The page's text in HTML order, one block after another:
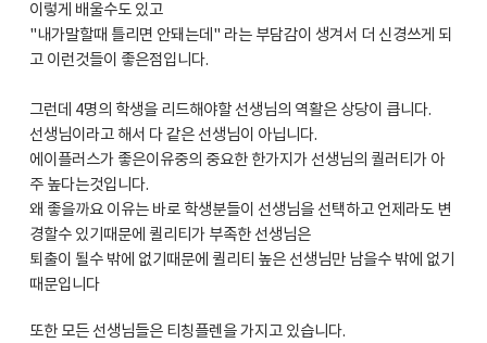
이렇게 배울수도 있고
"내가말할때 틀리면 안돼는데" 라는 부담감이 생겨서 더 신경쓰게 되
고 이런것들이 좋은점입니다.
그런데 4명의 학생을 리드해야할 선생님의 역활은 상당이 큽니다.
선생님이라고 해서 다 같은 선생님이 아닙니다.
에이플러스가 좋은이유중의 중요한 한가지가 선생님의 퀄러티가 아
주 높다는것입니다.
왜 좋을까요 이유는 바로 학생분들이 선생님을 선택하고 언제라도 변
경할수 있기때문에 퀼리티가 부족한 선생님은
퇴출이 될수 밖에 없기때문에 퀼리티 높은 선생님만 남을수 밖에 없기
때문입니다
또한 모든 선생님들은 티칭플렌을 가지고 있습니다.